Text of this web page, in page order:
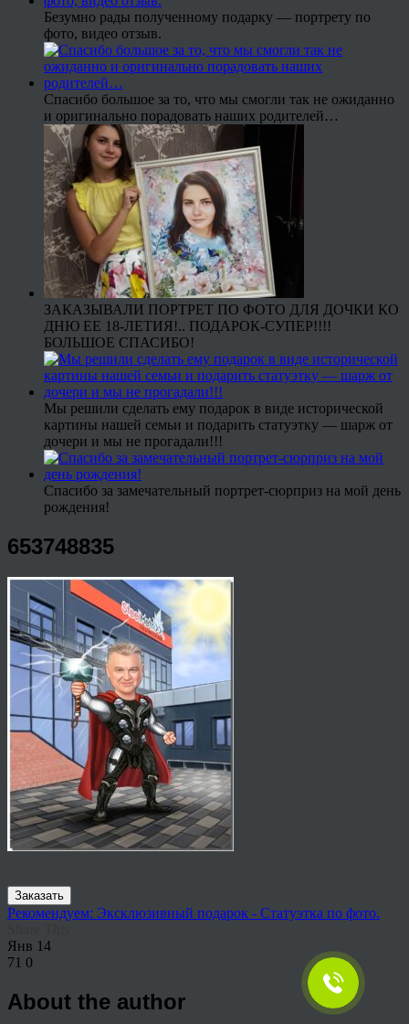
Безумно рады полученному подарку — портрету по
фото, видео отзыв.
Спасибо большое за то, что мы смогли так не ожиданно
и оригинально порадовать наших родителей…
ЗАКАЗЫВАЛИ ПОРТРЕТ ПО ФОТО ДЛЯ ДОЧКИ КО
ДНЮ ЕЕ 18-ЛЕТИЯ!.. ПОДАРОК-СУПЕР!!!!
БОЛЬШОЕ СПАСИБО!
Мы решили сделать ему подарок в виде исторической
картины нашей семьи и подарить статуэтку — шарж от
дочери и мы не прогадали!!!
Спасибо за замечательный портрет-сюрприз на мой день
рождения!
653748835
Заказать
Рекомендуем: Эксклюзивный подарок - Статуэтка по фото.
Янв 14
71 0
About the author